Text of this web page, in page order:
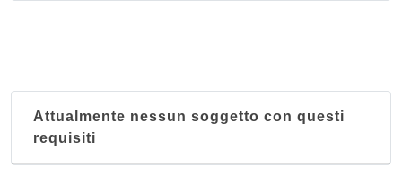
Attualmente nessun soggetto con questi
requisiti